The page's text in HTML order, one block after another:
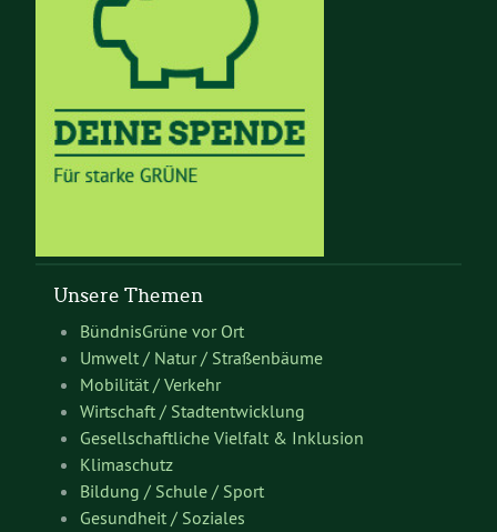
Unsere Themen
BündnisGrüne vor Ort
Umwelt / Natur / Straßenbäume
Mobilität / Verkehr
Wirtschaft / Stadtentwicklung
Gesellschaftliche Vielfalt & Inklusion
Klimaschutz
Bildung / Schule / Sport
Gesundheit / Soziales